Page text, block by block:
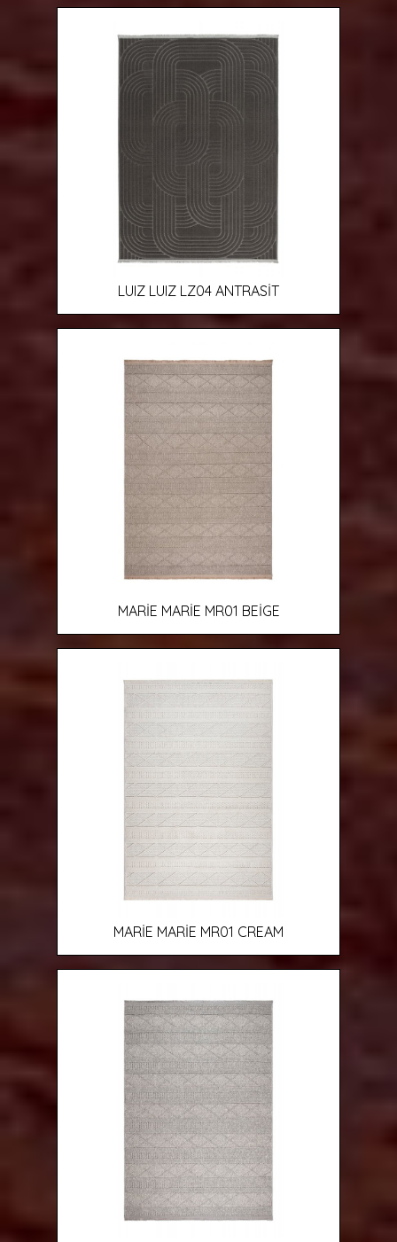
LUIZ LUIZ LZ04 ANTRASİT
MARİE MARİE MR01 BEİGE
MARİE MARİE MR01 CREAM